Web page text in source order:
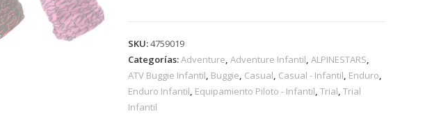
SKU:4759019
Categorías:Adventure, Adventure Infantil, ALPINESTARS,
ATV Buggie Infantil, Buggie, Casual, Casual - Infantil, Enduro,
Enduro Infantil, Equipamiento Piloto - Infantil, Trial, Trial
Infantil